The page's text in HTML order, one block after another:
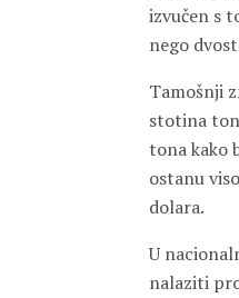
izvučen s
nego
Tamošnji
stotina
tona kako
ostanu
dolara.
U
nalaziti